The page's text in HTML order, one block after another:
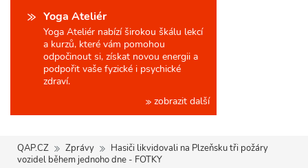
Yoga Ateliér
Yoga Ateliér nabízí širokou škálu lekcí
a kurzů, které vám pomohou
odpočinout si, získat novou energii a
podpořit vaše fyzické i psychické
zdraví.
zobrazit další
QAP.CZ Zprávy
Hasiči likvidovali na Plzeňsku tři požáry
vozidel během jednoho dne - FOTKY